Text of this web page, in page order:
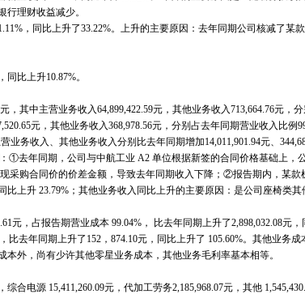
理财收益减少。
，同比上升了33.22%。上升的主要原因：去年同期公司核减了某
比上升10.87%。
其中主营业务收入64,899,422.59元，其他业务收入713,664.76元，
元，其他业务收入368,978.56元，分别占去年同期营业收入比例
务收入、其他业务收入分别比去年同期增加14,011,901.94元、
①去年同期，公司与中航工业 A2 单位根据新签的合同价格基础上，
采购合同价的价差金额，导致去年同期收入下降；②报告期内，某款
上升 23.79%；其他业务收入同比上升的主要原因：是公司座椅类其
，占报告期营业成本 99.04%， 比去年同期上升了2,898,032.08元，
比去年同期上升了152，874.10元，同比上升了 105.60%。其他业务成
外，尚有少许其他零星业务成本，其他业务毛利率基本相等。
电源 15,411,260.09元，代加工劳务2,185,968.07元，其他